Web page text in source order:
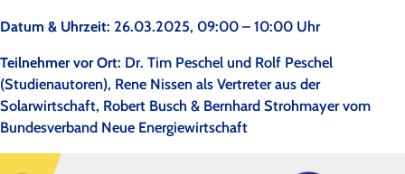
Datum & Uhrzeit: 26.03.2025, 09:00 – 10:00 Uhr
Teilnehmer vor Ort: Dr. Tim Peschel und Rolf Peschel
(Studienautoren), Rene Nissen als Vertreter aus der
Solarwirtschaft, Robert Busch & Bernhard Strohmayer vom
Bundesverband Neue Energiewirtschaft